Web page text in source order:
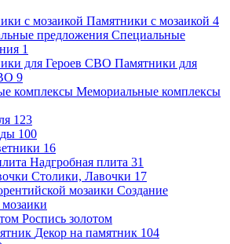
Памятники с мозаикой 4
Специальные
1
Памятники для
9
Мемориальные комплексы
123
100
16
Надгробная плита 31
Столики, Лавочки 17
Создание
Роспись золотом
Декор на памятник 104